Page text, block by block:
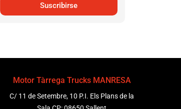
Suscribirse
Motor Tàrrega Trucks MANRESA
C/ 11 de Setembre, 10 P.I. Els Plans de la